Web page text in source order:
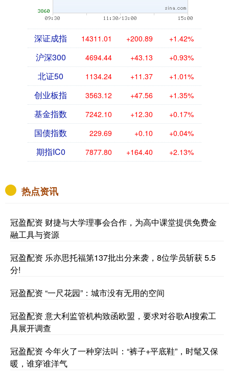
深证成指 14311.01 +200.89 +1.42%
沪深300 4694.44 +43.13 +0.93%
北证50 1134.24 +11.37 +1.01%
创业板指 3563.12 +47.56 +1.35%
基金指数 7242.10 +12.30 +0.17%
国债指数 229.69 +0.10 +0.04%
期指IC0 7877.80 +164.40 +2.13%
热点资讯
冠盈配资 财捷与大学理事会合作，为高中课堂提供免费金
融工具与资源
冠盈配资 乐亦思托福第137批出分来袭，8位学员斩获 5.5
分!
冠盈配资 “一尺花园”：城市没有无用的空间
冠盈配资 意大利监管机构致函欧盟，要求对谷歌AI搜索工
具展开调查
冠盈配资 今年火了一种穿法叫：“裤子+平底鞋”，时髦又保
暖，谁穿谁洋气